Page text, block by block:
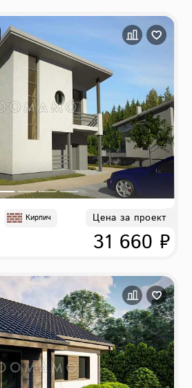
Кирпич Цена за проект
31 660 ₽